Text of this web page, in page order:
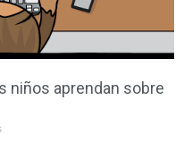
niños aprendan sobre